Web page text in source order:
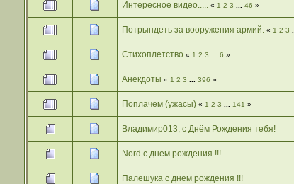
Интересное видео..... « 1 2 3 46 »
Потрындеть за вооружения армий. « 1 2 3
Стихоплетство « 1 2 3 6 »
Анекдоты « 1 2 3 396 »
Поплачем (ужасы) « 1 2 3 141 »
Владимир013, с Днём Рождения тебя!
Nord с днем рождения !!!
Палешука с днем рождения !!!